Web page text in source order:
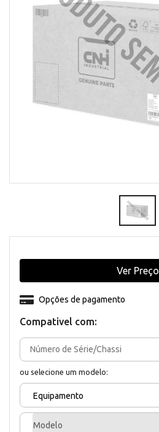
Compativel com:
ou selecione um modelo:
Equipamento
Modelo
Opções de pagamento
Ver Preço